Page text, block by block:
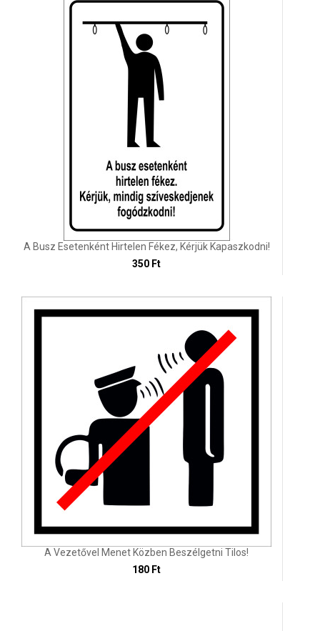
A Busz Esetenként Hirtelen Fékez, Kérjük Kapaszkodni!
350 Ft
A Vezetővel Menet Közben Beszélgetni Tilos!
180 Ft